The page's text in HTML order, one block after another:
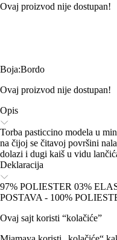
Ovaj proizvod nije dostupan!
Boja:Bordo
Ovaj proizvod nije dostupan!
Opis
Torba pasticcino modela u
na čijoj se čitavoj površini
dolazi i dugi kaiš u vidu
Deklaracija
97% POLIESTER 03%
POSTAVA - 100%
Ovaj sajt koristi “kolačiće”